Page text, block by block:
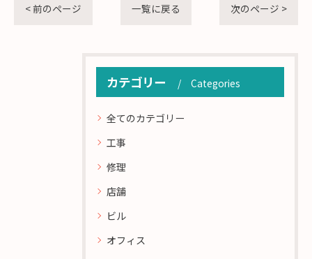
< 前のページ 一覧に戻る 次のページ >
カテゴリー Categories
全てのカテゴリー
工事
修理
店舗
ビル
オフィス